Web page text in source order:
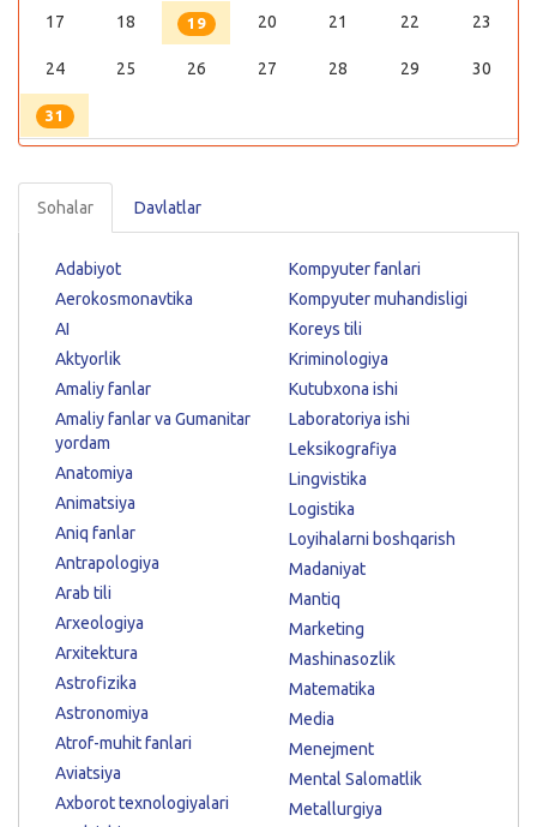
17 18 19 20 21 22 23
24 25 26 27 28 29 30
31
Sohalar Davlatlar
Adabiyot
Aerokosmonavtika
AI
Aktyorlik
Amaliy fanlar
Amaliy fanlar va Gumanitar
yordam
Anatomiya
Animatsiya
Aniq fanlar
Antrapologiya
Arab tili
Arxeologiya
Arxitektura
Astrofizika
Astronomiya
Atrof-muhit fanlari
Aviatsiya
Axborot texnologiyalari
Kompyuter fanlari
Kompyuter muhandisligi
Koreys tili
Kriminologiya
Kutubxona ishi
Laboratoriya ishi
Leksikografiya
Lingvistika
Logistika
Loyihalarni boshqarish
Madaniyat
Mantiq
Marketing
Mashinasozlik
Matematika
Media
Menejment
Mental Salomatlik
Metallurgiya